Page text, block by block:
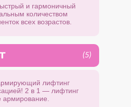
(5)
и гармоничный
количеством
всех возрастов.
лифтинг
2 в 1 — лифтинг
со
Aesthetic